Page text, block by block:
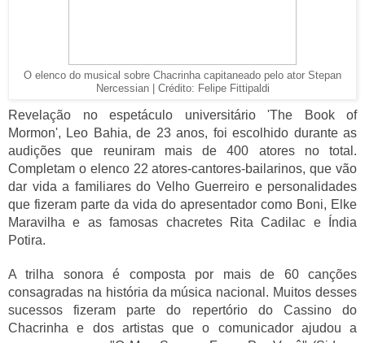
O elenco do musical sobre Chacrinha capitaneado pelo ator Stepan
Nercessian | Crédito: Felipe Fittipaldi
Revelação no espetáculo universitário 'The Book of
Mormon', Leo Bahia, de 23 anos, foi escolhido durante as
audições que reuniram mais de 400 atores no total.
Completam o elenco 22 atores-cantores-bailarinos, que vão
dar vida a familiares do Velho Guerreiro e personalidades
que fizeram parte da vida do apresentador como Boni, Elke
Maravilha e as famosas chacretes Rita Cadilac e Índia
Potira.
A trilha sonora é composta por mais de 60 canções
consagradas na história da música nacional. Muitos desses
sucessos fizeram parte do repertório do Cassino do
Chacrinha e dos artistas que o comunicador ajudou a